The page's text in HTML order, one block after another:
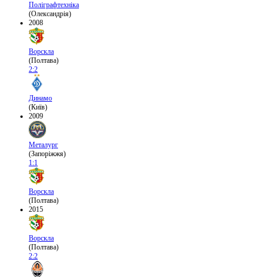
Поліграфтехніка
(Олександрія)
2008
Ворскла
(Полтава)
2:2
Динамо
(Київ)
2009
Металург
(Запоріжжя)
1:1
Ворскла
(Полтава)
2015
Ворскла
(Полтава)
2:2